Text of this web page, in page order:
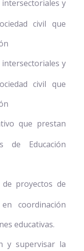
intersectoriales y
civil que
intersectoriales y
civil que
que prestan
de Educación
proyectos de
coordinación
educativas.
y supervisar la